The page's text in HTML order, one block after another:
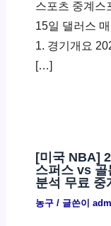
스포츠 중계스
15일 댈러스
1. 경기개요
[…]
[미국 NBA]
스퍼스 vs
분석 무료 중
농구/ 글쓴이